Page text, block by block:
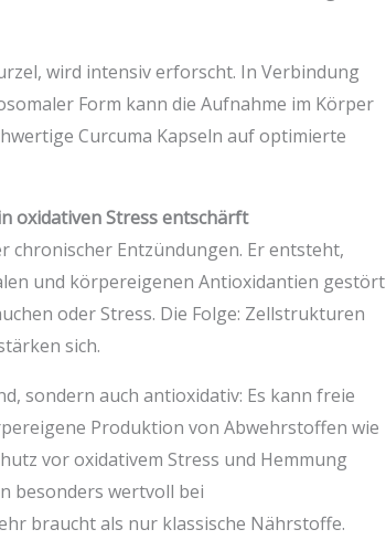
wird intensiv erforscht. In Verbindung
Form kann die Aufnahme im Körper
Curcuma Kapseln auf optimierte
oxidativen Stress entschärft
chronischer Entzündungen. Er entsteht,
und körpereigenen Antioxidantien gestört
oder Stress. Die Folge: Zellstrukturen
sich.
sondern auch antioxidativ: Es kann freie
Produktion von Abwehrstoffen wie
vor oxidativem Stress und Hemmung
besonders wertvoll bei
braucht als nur klassische Nährstoffe.